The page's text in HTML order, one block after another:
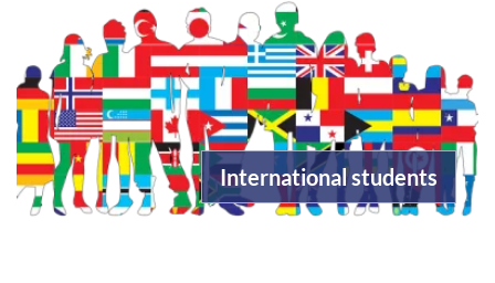
International students